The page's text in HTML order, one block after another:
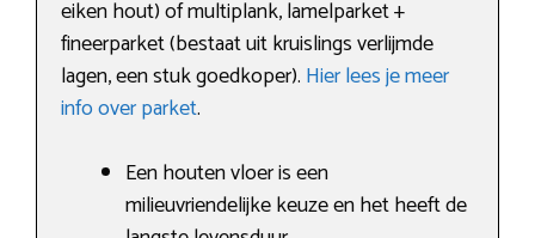
eiken hout) of multiplank, lamelparket +
fineerparket (bestaat uit kruislings verlijmde
lagen, een stuk goedkoper). Hier lees je meer
info over parket.
Een houten vloer is een
milieuvriendelijke keuze en het heeft de